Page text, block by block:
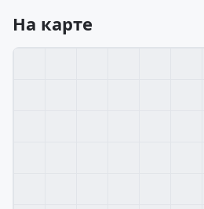
На карте